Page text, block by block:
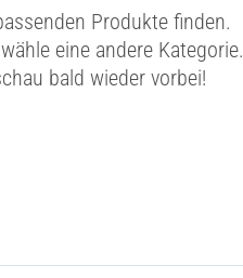
Produkte finden.
eine andere Kategorie.
bald wieder vorbei!